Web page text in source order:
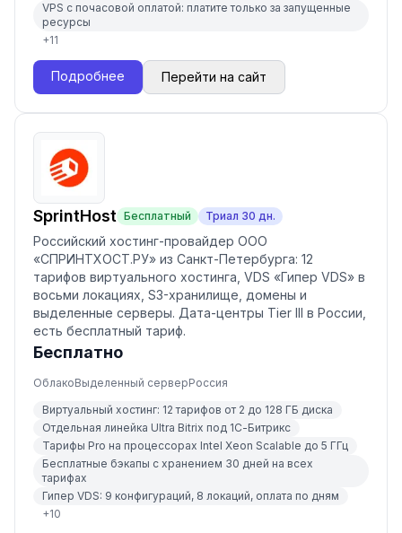
VPS с почасовой оплатой: платите только за запущенные
ресурсы
+11
Подробнее Перейти на сайт
SprintHost Бесплатный Триал 30 дн.
Российский хостинг-провайдер ООО
«СПРИНТХОСТ.РУ» из Санкт-Петербурга: 12
тарифов виртуального хостинга, VDS «Гипер VDS» в
восьми локациях, S3-хранилище, домены и
выделенные серверы. Дата-центры Tier III в России,
есть бесплатный тариф.
Бесплатно
ОблакоВыделенный серверРоссия
Виртуальный хостинг: 12 тарифов от 2 до 128 ГБ диска
Отдельная линейка Ultra Bitrix под 1С-Битрикс
Тарифы Pro на процессорах Intel Xeon Scalable до 5 ГГц
Бесплатные бэкапы с хранением 30 дней на всех
тарифах
Гипер VDS: 9 конфигураций, 8 локаций, оплата по дням
+10